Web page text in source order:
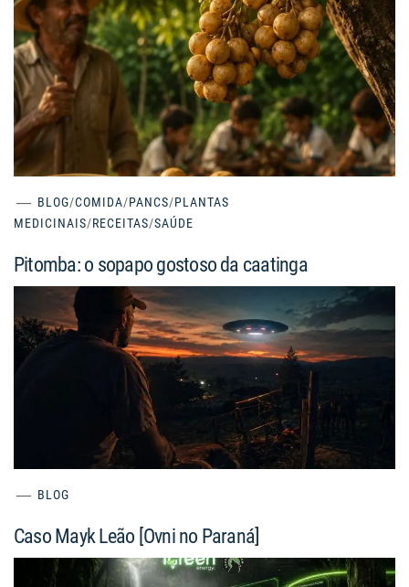
BLOG/COMIDA/PANCS/PLANTAS
MEDICINAIS/RECEITAS/SAÚDE
Pitomba: o sopapo gostoso da caatinga
BLOG
Caso Mayk Leão [Ovni no Paraná]